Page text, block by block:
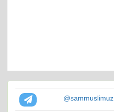
@sammuslimuz